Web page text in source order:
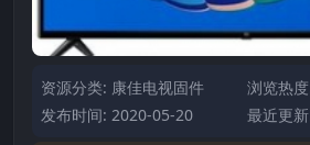
资源分类: 康佳电视固件
浏览热
发布时间: 2020-05-20
最近更